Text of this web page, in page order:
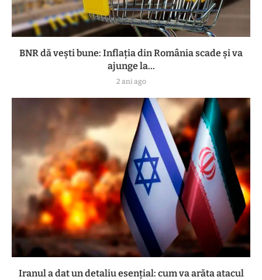
BNR dă vești bune: Inflația din România scade și va
ajunge la...
2 ani ago
Iranul a dat un detaliu esențial: cum va arăta atacul